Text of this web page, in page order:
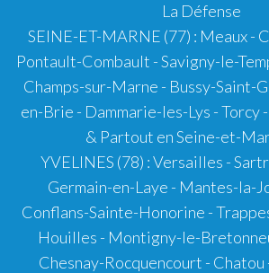
La Défense
SEINE-ET-MARNE (77) : Meaux -
Pontault-Combault - Savigny-le-
Champs-sur-Marne - Bussy-Saint-
en-Brie - Dammarie-les-Lys - Torcy
& Partout en Seine-et-
YVELINES (78) : Versailles -
Germain-en-Laye - Mantes-la-
Conflans-Sainte-Honorine -
Houilles - Montigny-le-
Chesnay-Rocquencourt - Chatou